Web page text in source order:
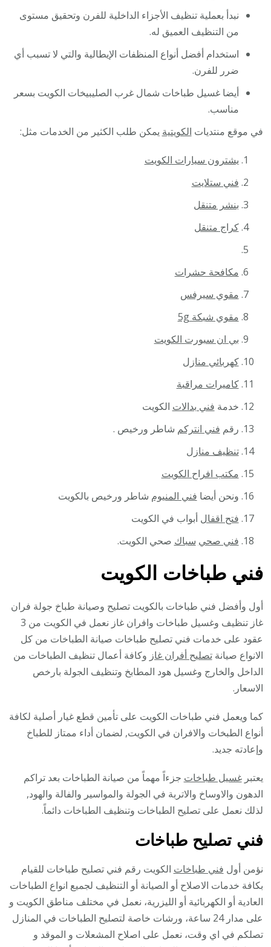
نبدأ بعملية تنظيف الأجزاء الداخلية للفرن وتحقيق مستوى
من التنظيف العميق له.
استخدام أفضل أنواع المنظفات الإيطالية والتي لا تسبب أي
ضرر للفرن.
أيضا غسيل طباخات شمال غرب الصليبيخات الكويت بسعر
مناسب.
في موقع منتديات الكويتية يمكن طلب الكثير من الخدمات مثل:
يشترون سيارات الكويت
فني ستلايت
بنشر متنقل
كراج متنقل
مكافحة حشرات
مقوي سيرفس
مقوي شبكة 5g
بي ان سبورت الكويت
كهربائي منازل
كاميرات مراقبة
خدمة فني بدالات الكويت
رقم فني انتركم شاطر ورخيص .
تنظيف منازل
مكتب افراح الكويت
ونحن أيضا فني المنيوم شاطر ورخيص بالكويت
فتح اقفال أبواب في الكويت
فني صحي سباك صحي الكويت.
فني طباخات الكويت
أول وأفضل فني طباخات بالكويت تصليح وصيانة طباخ جولة فران
غاز تنظيف وغسيل طباخات وافران غاز نعمل في الكويت من 3
عقود على خدمات فني تصليح طباخات صيانة الطباخات من كل
الانواع صيانةتصليح أفران غاز وكافة أعمال تنظيف الطباخات من
الداخل والخارج وغسيل هود المطابخ وتنظيف الجولة بارخص
الاسعار.
كما ويعمل فني طباخات الكويت على تأمين قطع غيار أصلية لكافة
أنواع الطبخات والافران في الكويت, لضمان أداء ممتاز للطباخ
وإعادته جديد.
يعتبرغسيل طباخات جزءاً مهماً من صيانة الطباخات بعد تراكم
الدهون والاوساخ والاتربة في الجولة والمواسير والفالة والهود,
لذلك نعمل على تصليح الطباخات وتنظيف الطباخات دائماً.
فني تصليح طباخات
نؤمن أول فني طباخات الكويت رقم فني تصليح طباخات للقيام
بكافة خدمات الاصلاح أو الصيانة أو التنظيف لجميع انواع الطباخات
العادية أو الكهربائية أو الليزرية، نعمل في مختلف مناطق الكويت و
على مدار 24 ساعة، ورشات خاصة لتصليح الطباخات في المنازل
تصلكم في اي وقت، نعمل على اصلاح المشعلات و الموقد و